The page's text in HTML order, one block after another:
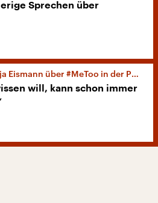
Sprechen über
Eismann über #MeToo in der Popmusik
will, kann schon immer